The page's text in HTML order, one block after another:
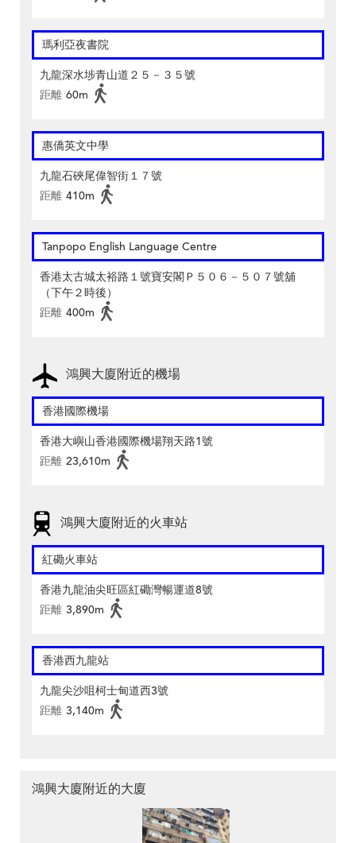
瑪利亞夜書院
九龍深水埗青山道２５－３５號
距離 60m
惠僑英文中學
九龍石硤尾偉智街１７號
距離 410m
Tanpopo English Language Centre
香港太古城太裕路１號寶安閣Ｐ５０６－５０７號舖
（下午２時後）
距離 400m
鴻興大廈附近的機場
香港國際機場
香港大嶼山香港國際機場翔天路1號
距離 23,610m
鴻興大廈附近的火車站
紅磡火車站
香港九龍油尖旺區紅磡灣暢運道8號
距離 3,890m
香港西九龍站
九龍尖沙咀柯士甸道西3號
距離 3,140m
鴻興大廈附近的大廈